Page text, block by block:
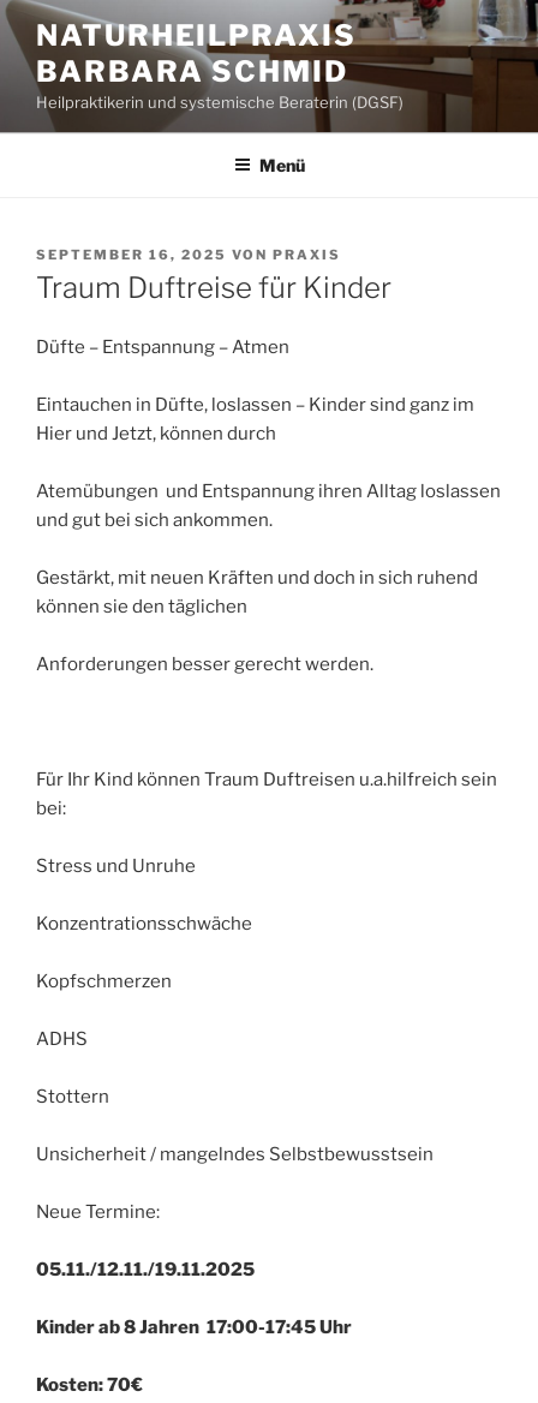
Zum
Inhalt
springen
NATURHEILPRAXIS
BARBARA SCHMID
Heilpraktikerin und systemische Beraterin (DGSF)
Menü
VERÖFFENTLICHT
AM
SEPTEMBER 16, 2025 VON PRAXIS
Traum Duftreise für Kinder
Düfte – Entspannung – Atmen
Eintauchen in Düfte, loslassen – Kinder sind ganz im
Hier und Jetzt, können durch
Atemübungen und Entspannung ihren Alltag loslassen
und gut bei sich ankommen.
Gestärkt, mit neuen Kräften und doch in sich ruhend
können sie den täglichen
Anforderungen besser gerecht werden.
Für Ihr Kind können Traum Duftreisen u.a.hilfreich sein
bei:
Stress und Unruhe
Konzentrationsschwäche
Kopfschmerzen
ADHS
Stottern
Unsicherheit / mangelndes Selbstbewusstsein
Neue Termine:
05.11./12.11./19.11.2025
Kinder ab 8 Jahren 17:00-17:45 Uhr
Kosten: 70€